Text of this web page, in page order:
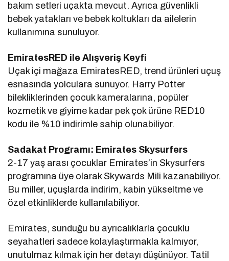
bakım setleri uçakta mevcut. Ayrıca güvenlikli
bebek yatakları ve bebek koltukları da ailelerin
kullanımına sunuluyor.
EmiratesRED ile Alışveriş Keyfi
Uçak içi mağaza EmiratesRED, trend ürünleri uçuş
esnasında yolculara sunuyor. Harry Potter
bilekliklerinden çocuk kameralarına, popüler
kozmetik ve giyime kadar pek çok ürüne RED10
kodu ile %10 indirimle sahip olunabiliyor.
Sadakat Programı: Emirates Skysurfers
2-17 yaş arası çocuklar Emirates’in Skysurfers
programına üye olarak Skywards Mili kazanabiliyor.
Bu miller, uçuşlarda indirim, kabin yükseltme ve
özel etkinliklerde kullanılabiliyor.
Emirates, sunduğu bu ayrıcalıklarla çocuklu
seyahatleri sadece kolaylaştırmakla kalmıyor,
unutulmaz kılmak için her detayı düşünüyor. Tatil